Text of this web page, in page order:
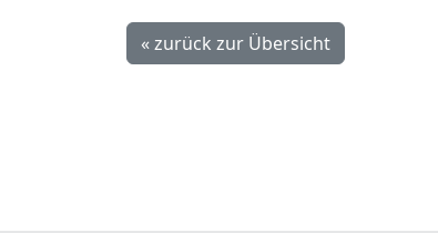
« zurück zur Übersicht